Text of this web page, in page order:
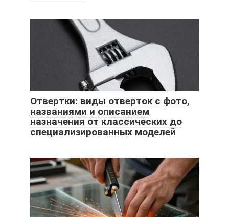
Отвертки: виды отверток с фото,
названиями и описанием
назначения от классических до
специализированных моделей